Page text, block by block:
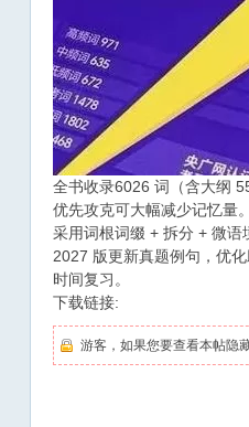
全书收录6026 词（含大纲
优先攻克可大幅减少记忆量。
采用词根词缀 + 拆分 + 微
2027 版更新真题例句，优
时间复习。
下载链接:
游客，如果您要查看本帖隐